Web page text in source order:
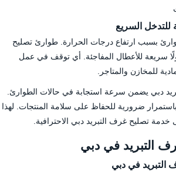
للتدخل السريع
بسبب ارتفاع درجات الحرارة. طوارئ تصليح
سريعة للأعطال المفاجئة. أي توقف في عمل
للمخازن والمتاجر.
دبي يضمن سرعة استجابة في حالات الطوارئ.
ضرورية للحفاظ على سلامة المنتجات. لهذا
تصليح غرف التبريد دبي الاحترافية.
التبريد في دبي
التبريد في دبي